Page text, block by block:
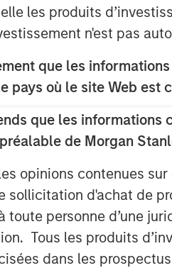
les produits
n'est pas
que les
pays où le site Web est
que les informations
de Morgan
opinions contenues
sollicitation d'achat de
toute personne d’une
Tous les produits
dans les
a relentless focus on
welcome their deep pet
is a family of high-quality,
presence and deep
channels. The brands
Bags on Board , Out!
Diapers) and Buffalo Range ®
in its segments and
also provides Manna Pro
an enhanced
footprint.